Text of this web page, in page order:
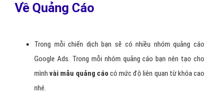
Về Quảng Cáo
Trong mỗi chiến dịch bạn sẽ có nhiều nhóm quảng cáo
Google Ads. Trong mỗi nhóm quảng cáo bạn nên tạo cho
mình vài mẫu quảng cáo có mức độ liên quan từ khóa cao
nhé.